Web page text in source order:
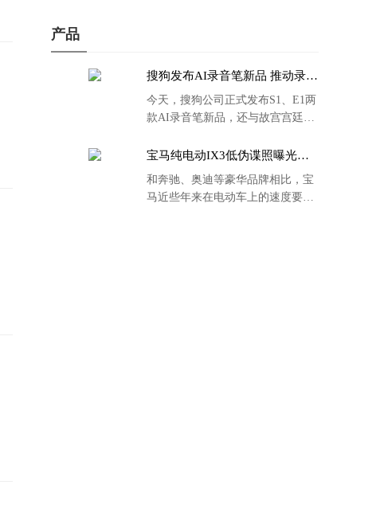
产品
搜狗发布AI录音笔新品 推动录音
今天，搜狗公司正式发布S1、E1两
款AI录音笔新品，还与故宫宫廷文
的故宫宫廷联名款。
宝马纯电动IX3低伪谍照曝光：
和奔驰、奥迪等豪华品牌相比，宝
马近些年来在电动车上的速度要慢